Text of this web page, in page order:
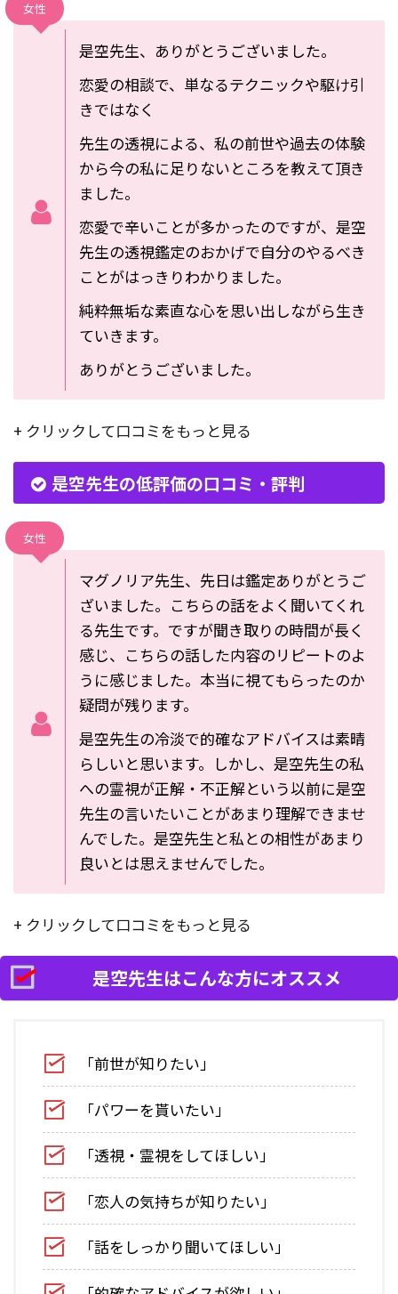
女性
是空先生、ありがとうございました。
恋愛の相談で、単なるテクニックや駆け引
きではなく
先生の透視による、私の前世や過去の体験
から今の私に足りないところを教えて頂き
ました。
恋愛で辛いことが多かったのですが、是空
先生の透視鑑定のおかげで自分のやるべき
ことがはっきりわかりました。
純粋無垢な素直な心を思い出しながら生き
ていきます。
ありがとうございました。
+ クリックして口コミをもっと見る
是空先生の低評価の口コミ・評判
女性
マグノリア先生、先日は鑑定ありがとうご
ざいました。こちらの話をよく聞いてくれ
る先生です。ですが聞き取りの時間が長く
感じ、こちらの話した内容のリピートのよ
うに感じました。本当に視てもらったのか
疑問が残ります。
是空先生の冷淡で的確なアドバイスは素晴
らしいと思います。しかし、是空先生の私
への霊視が正解・不正解という以前に是空
先生の言いたいことがあまり理解できませ
んでした。是空先生と私との相性があまり
良いとは思えませんでした。
+ クリックして口コミをもっと見る
是空先生はこんな方にオススメ
「前世が知りたい」
「パワーを貰いたい」
「透視・霊視をしてほしい」
「恋人の気持ちが知りたい」
「話をしっかり聞いてほしい」